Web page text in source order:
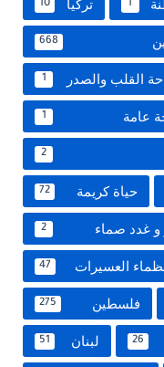
1 تركيا 10
668
القلب والصدر 1
عامة 1
2
حياة كريمة 72
غدد صماء 2
العسيرات 47
فلسطين 275
26 لبنان 51